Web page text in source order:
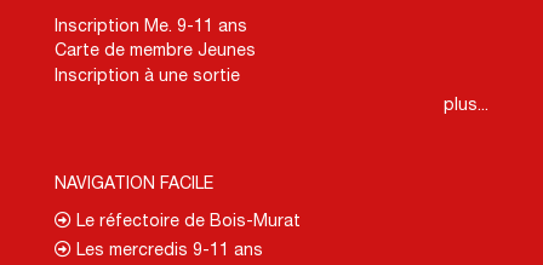
Inscription Me. 9-11 ans
Carte de membre Jeunes
Inscription à une sortie
plus...
NAVIGATION FACILE
Le réfectoire de Bois-Murat
Les mercredis 9-11 ans